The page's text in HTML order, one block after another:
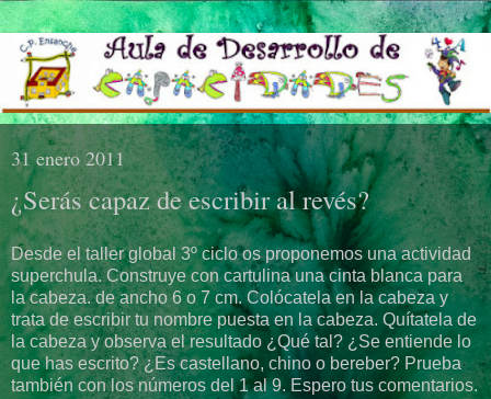
31 enero 2011
¿Serás capaz de escribir al revés?
Desde el taller global 3º ciclo os proponemos una actividad
superchula. Construye con cartulina una cinta blanca para
la cabeza. de ancho 6 o 7 cm. Colócatela en la cabeza y
trata de escribir tu nombre puesta en la cabeza. Quítatela de
la cabeza y observa el resultado ¿Qué tal? ¿Se entiende lo
que has escrito? ¿Es castellano, chino o bereber? Prueba
también con los números del 1 al 9. Espero tus comentarios.